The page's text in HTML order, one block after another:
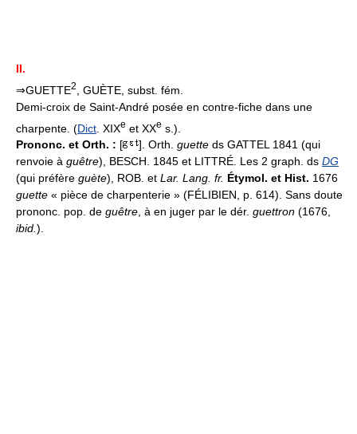
II.
⇒GUETTE2
, GUÈTE, subst. fém.
Demi-croix de Saint-André posée en contre-fiche dans une
charpente. (Dict . XIXe et XXe s.).
Prononc. et Orth. : [ ]. Orth. guette ds GATTEL 1841 (qui
renvoie à guêtre), BESCH. 1845 et LITTRÉ. Les 2 graph. ds DG
(qui préfère guète), ROB. et Lar. Lang. fr. Étymol. et Hist. 1676
guette « pièce de charpenterie » (FÉLIBIEN, p. 614). Sans doute
prononc. pop. de guêtre, à en juger par le dér. guettron (1676,
ibid.).